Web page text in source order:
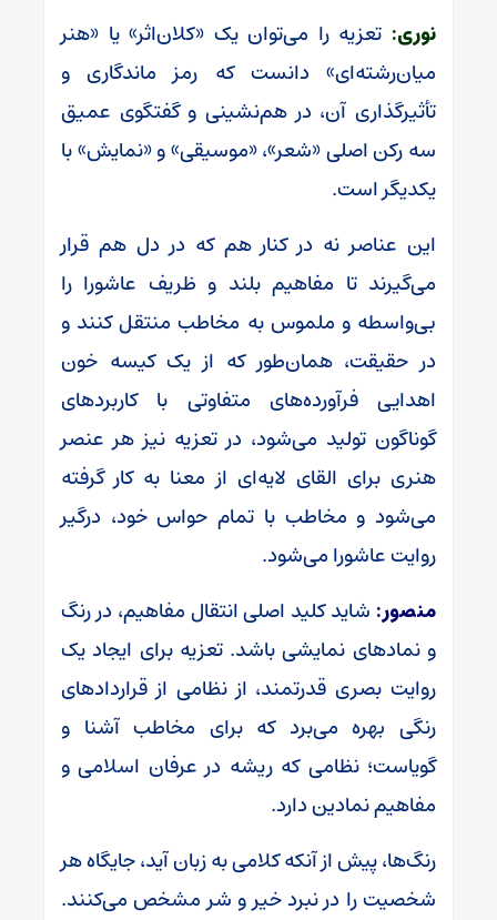
نوری: تعزیه را می‌توان یک «کلان‌اثر» یا «هنر
میان‌رشته‌ای» دانست که رمز ماندگاری و
تأثیرگذاری آن، در هم‌نشینی و گفتگوی عمیق
سه رکن اصلی «شعر»، «موسیقی» و «نمایش» با
یکدیگر است.
این عناصر نه در کنار هم که در دل هم قرار
می‌گیرند تا مفاهیم بلند و ظریف عاشورا را
بی‌واسطه و ملموس به مخاطب منتقل کنند و
در حقیقت، همان‌طور که از یک کیسه خون
اهدایی فرآورده‌های متفاوتی با کاربردهای
گوناگون تولید می‌شود، در تعزیه نیز هر عنصر
هنری برای القای لایه‌ای از معنا به کار گرفته
می‌شود و مخاطب با تمام حواس خود، درگیر
روایت عاشورا می‌شود.
منصور: شاید کلید اصلی انتقال مفاهیم، در رنگ
و نمادهای نمایشی باشد. تعزیه برای ایجاد یک
روایت بصری قدرتمند، از نظامی از قراردادهای
رنگی بهره می‌برد که برای مخاطب آشنا و
گویاست؛ نظامی که ریشه در عرفان اسلامی و
مفاهیم نمادین دارد.
رنگ‌ها، پیش از آنکه کلامی به زبان آید، جایگاه هر
شخصیت را در نبرد خیر و شر مشخص می‌کنند.